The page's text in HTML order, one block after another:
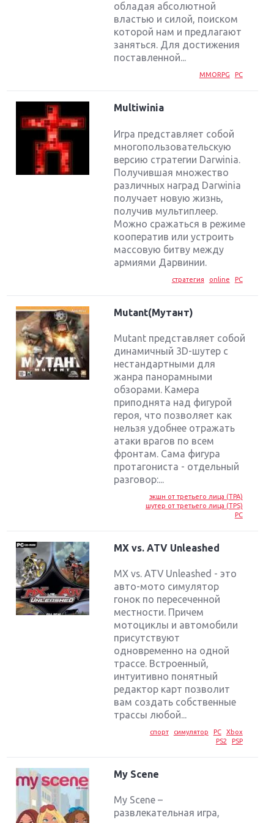
обладая абсолютной
властью и силой, поиском
которой нам и предлагают
заняться. Для достижения
поставленной...
MMORPG PC
Multiwinia
Игра представляет собой
многопользовательскую
версию стратегии Darwinia.
Получившая множество
различных наград Darwinia
получает новую жизнь,
получив мультиплеер.
Можно сражаться в режиме
кооператив или устроить
массовую битву между
армиями Дарвинии.
стратегия online PC
Mutant(Мутант)
Mutant представляет собой
динамичный 3D-шутер с
нестандартными для
жанра панорамными
обзорами. Камера
приподнята над фигурой
героя, что позволяет как
нельзя удобнее отражать
атаки врагов по всем
фронтам. Сама фигура
протагониста - отдельный
разговор:...
экшн от третьего лица (TPA)
шутер от третьего лица (TPS)
PC
MX vs. ATV Unleashed
MX vs. ATV Unleashed - это
авто-мото симулятор
гонок по пересеченной
местности. Причем
мотоциклы и автомобили
присутствуют
одновременно на одной
трассе. Встроенный,
интуитивно понятный
редактор карт позволит
вам создать собственные
трассы любой...
спорт симулятор PC
Xbox
PS2
PSP
My Scene
My Scene –
развлекательная игра,